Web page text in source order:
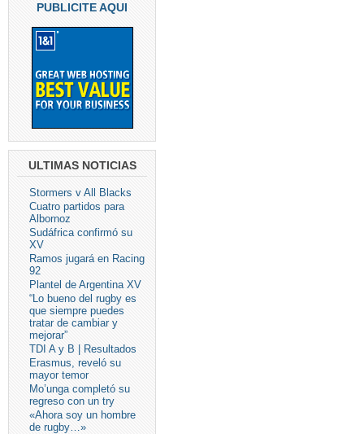
PUBLICITE AQUI
ULTIMAS NOTICIAS
Stormers v All Blacks
Cuatro partidos para
Albornoz
Sudáfrica confirmó su
XV
Ramos jugará en Racing
92
Plantel de Argentina XV
“Lo bueno del rugby es
que siempre puedes
tratar de cambiar y
mejorar”
TDI A y B | Resultados
Erasmus, reveló su
mayor temor
Mo’unga completó su
regreso con un try
«Ahora soy un hombre
de rugby…»